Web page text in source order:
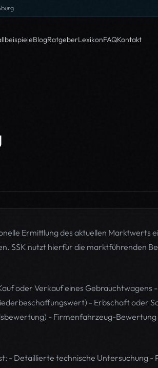
BlogRatgeberLexikonFAQKontakt
Ermittlung des aktuellen Marktwerts
SSK nutzt hierfür die marktführenden
oder Verkauf eines Gebrauchtwagens -
- Erbschaft oder
- Firmenfahrzeug-Bewertung
- Detaillierte technische Untersuchung -